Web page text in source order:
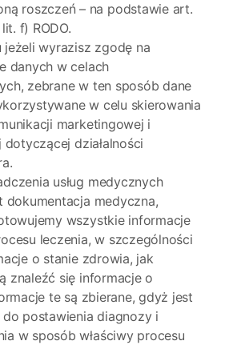
roszczeń – na podstawie art.
f) RODO.
jeżeli wyrazisz zgodę na
danych w celach
zebrane w ten sposób dane
w celu skierowania
marketingowej i
działalności
usług medycznych
dokumentacja medyczna,
wszystkie informacje
leczenia, w szczególności
o stanie zdrowia, jak
znaleźć się informacje o
te są zbierane, gdyż jest
postawienia diagnozy i
w sposób właściwy procesu